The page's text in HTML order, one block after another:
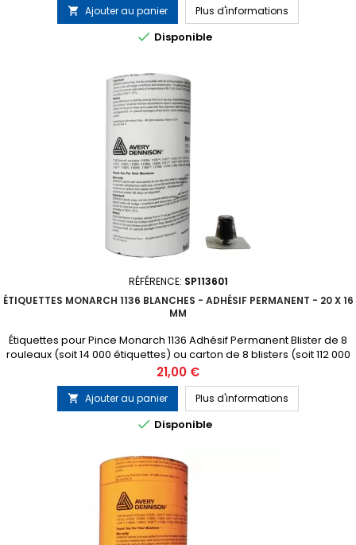
 Ajouter au panier Plus d'informations
 Disponible
RÉFÉRENCE: SP113601
ÉTIQUETTES MONARCH 1136 BLANCHES - ADHÉSIF PERMANENT - 20 X 16
MM
Étiquettes pour Pince Monarch 1136 Adhésif Permanent Blister de 8
rouleaux (soit 14 000 étiquettes) ou carton de 8 blisters (soit 112 000
étiquettes) 1 tampon encreur gratuit inclus dans chaque blister
Prix
21,00 €
 Ajouter au panier Plus d'informations
 Disponible